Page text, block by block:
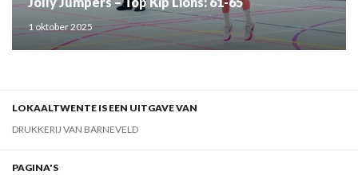
1 oktober 2025
LOKAALTWENTE IS EEN UITGAVE VAN
DRUKKERIJ VAN BARNEVELD
PAGINA'S